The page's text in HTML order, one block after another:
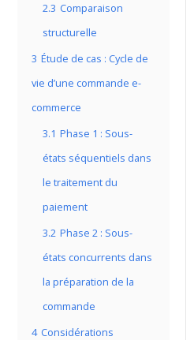
2.3 Comparaison
structurelle
3 Étude de cas : Cycle de
vie d’une commande e-
commerce
3.1 Phase 1 : Sous-
états séquentiels dans
le traitement du
paiement
3.2 Phase 2 : Sous-
états concurrents dans
la préparation de la
commande
4 Considérations